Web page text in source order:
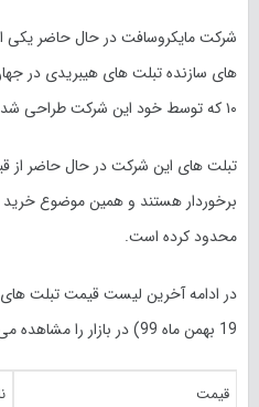
شرکت مایکروسافت در حال حاضر یکی
های سازنده تبلت های هیبریدی در
۱۰ که توسط خود این شرکت طراحی شده استفاده می کند.
تبلت های این شرکت در حال حاضر از
برخوردار هستند و همین موضوع
محدود کرده است.
در ادامه آخرین لیست قیمت تبلت
19 بهمن ماه 99) در بازار را مشاهده می کنید:
قیمت